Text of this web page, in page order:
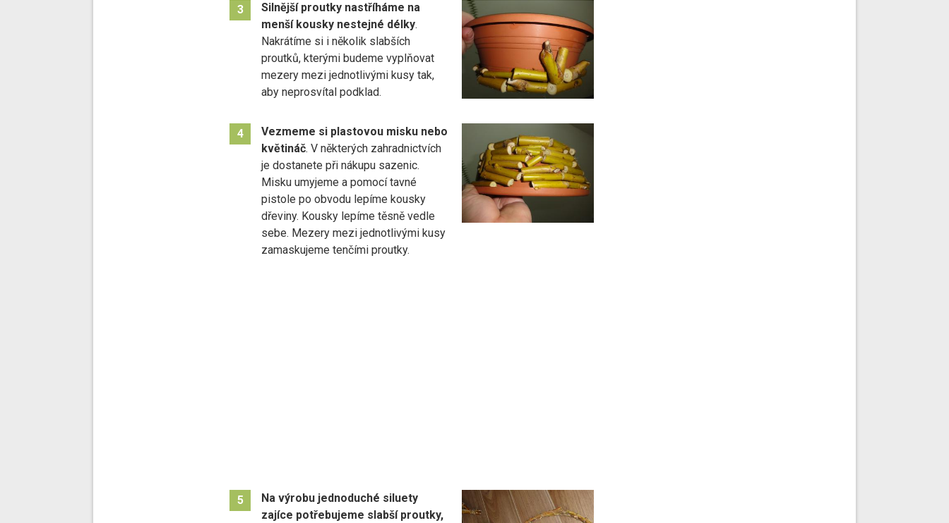
3
Silnější proutky nastříháme na
menší kousky nestejné délky.
Nakrátíme si i několik slabších
proutků, kterými budeme vyplňovat
mezery mezi jednotlivými kusy tak,
aby neprosvítal podklad.
4
Vezmeme si plastovou misku nebo
květináč. V některých zahradnictvích
je dostanete při nákupu sazenic.
Misku umyjeme a pomocí tavné
pistole po obvodu lepíme kousky
dřeviny. Kousky lepíme těsně vedle
sebe. Mezery mezi jednotlivými kusy
zamaskujeme tenčími proutky.
5
Na výrobu jednoduché siluety
zajíce potřebujeme slabší proutky,